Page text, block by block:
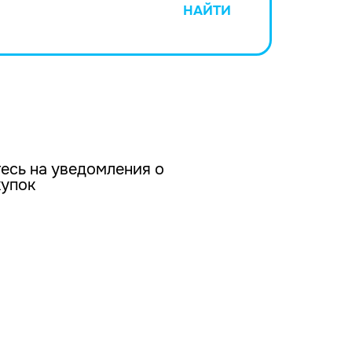
НАЙТИ
на уведомления о